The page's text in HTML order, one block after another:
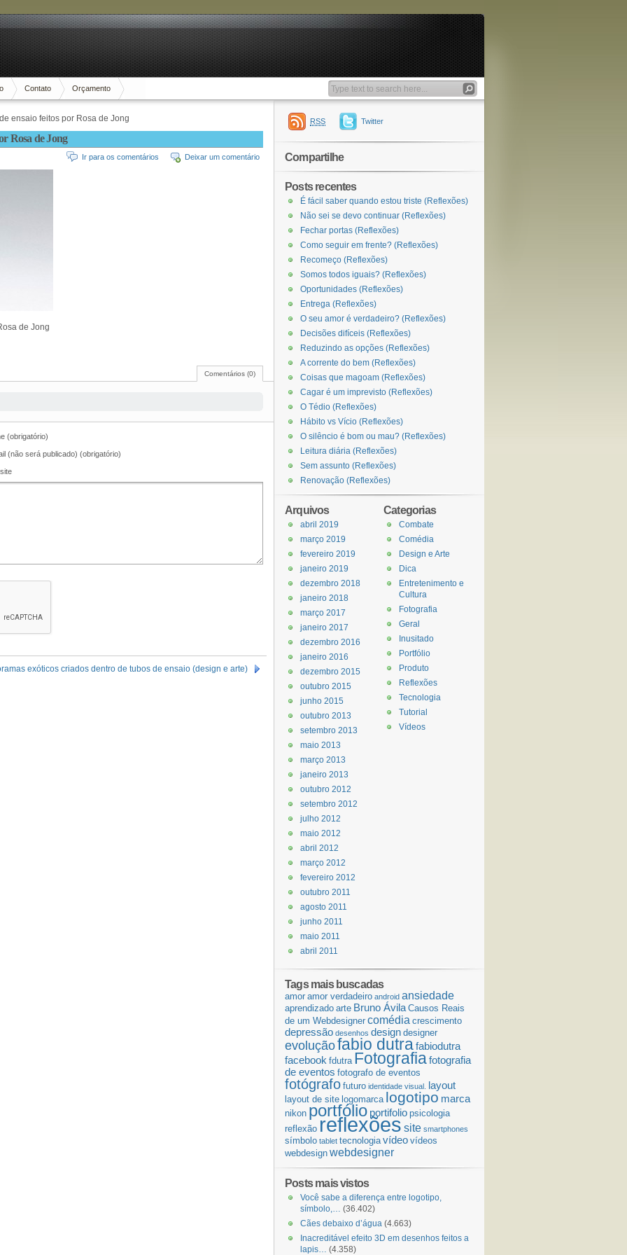
Contato Orçamento
ensaio feitos por Rosa de Jong
Rosa de Jong
Deixar um comentário
Ir para os comentários
de Jong
Comentários (0)
(obrigatório)
(não será publicado) (obrigatório)
exóticos criados dentro de tubos de ensaio (design e arte)
RSS Twitter
Compartilhe
Posts recentes
É fácil saber quando estou triste (Reflexões)
Não sei se devo continuar (Reflexões)
Fechar portas (Reflexões)
Como seguir em frente? (Reflexões)
Recomeço (Reflexões)
Somos todos iguais? (Reflexões)
Oportunidades (Reflexões)
Entrega (Reflexões)
O seu amor é verdadeiro? (Reflexões)
Decisões difíceis (Reflexões)
Reduzindo as opções (Reflexões)
A corrente do bem (Reflexões)
Coisas que magoam (Reflexões)
Cagar é um imprevisto (Reflexões)
O Tédio (Reflexões)
Hábito vs Vício (Reflexões)
O silêncio é bom ou mau? (Reflexões)
Leitura diária (Reflexões)
Sem assunto (Reflexões)
Renovação (Reflexões)
Categorias
Combate
Comédia
Design e Arte
Dica
Entretenimento e
Cultura
Fotografia
Geral
Inusitado
Portfólio
Produto
Reflexões
Tecnologia
Tutorial
Vídeos
Arquivos
abril 2019
março 2019
fevereiro 2019
janeiro 2019
dezembro 2018
janeiro 2018
março 2017
janeiro 2017
dezembro 2016
janeiro 2016
dezembro 2015
outubro 2015
junho 2015
outubro 2013
setembro 2013
maio 2013
março 2013
janeiro 2013
outubro 2012
setembro 2012
julho 2012
maio 2012
abril 2012
março 2012
fevereiro 2012
outubro 2011
agosto 2011
junho 2011
maio 2011
abril 2011
Tags mais buscadas
amor amor verdadeiro android ansiedade
aprendizado arte Bruno Ávila Causos Reais
de um Webdesigner comédia crescimento
depressão desenhos design designer
evoluçãofabio dutrafabiodutra
facebook fdutra Fotografiafotografia
de eventos fotografo de eventos
fotógrafo futuro identidade visual. layout
layout de site logomarca logotipo marca
nikon portfólio portifolio psicologia
reflexão reflexõessite smartphones
símbolo tablet tecnologia vídeo vídeos
webdesign webdesigner
Posts mais vistos
Você sabe a diferença entre logotipo,
símbolo,… (36.402)
Cães debaixo d’água (4.663)
Inacreditável efeito 3D em desenhos feitos a
lapis… (4.358)